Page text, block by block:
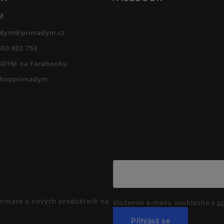
@primadym.cz
802 753
na Facebooku
o nových produktech na Vložením e-mailu souhlasíte s
Přihlásit se